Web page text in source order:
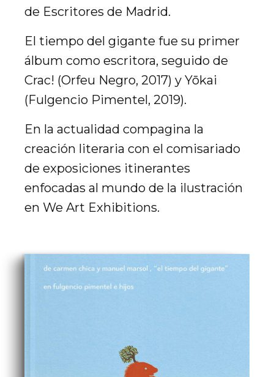
de Escritores de Madrid.
El tiempo del gigante fue su primer
álbum como escritora, seguido de
Crac! (Orfeu Negro, 2017) y Yōkai
(Fulgencio Pimentel, 2019).
En la actualidad compagina la
creación literaria con el comisariado
de exposiciones itinerantes
enfocadas al mundo de la ilustración
en We Art Exhibitions.